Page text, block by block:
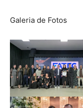
Galeria de Fotos